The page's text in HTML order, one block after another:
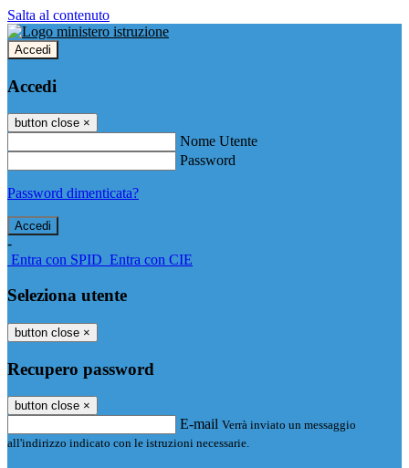
Salta al contenuto
Accedi
Accedi
button close ×
Nome Utente
Password
Password dimenticata?
-
Entra con SPID Entra con CIE
Seleziona utente
button close ×
Recupero password
button close ×
E-mail Verrà inviato un messaggio
all'indirizzo indicato con le istruzioni necessarie.